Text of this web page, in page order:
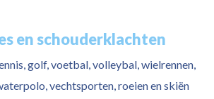
en schouderklachten
golf, voetbal, volleybal, wielrennen,
vechtsporten, roeien en skiën